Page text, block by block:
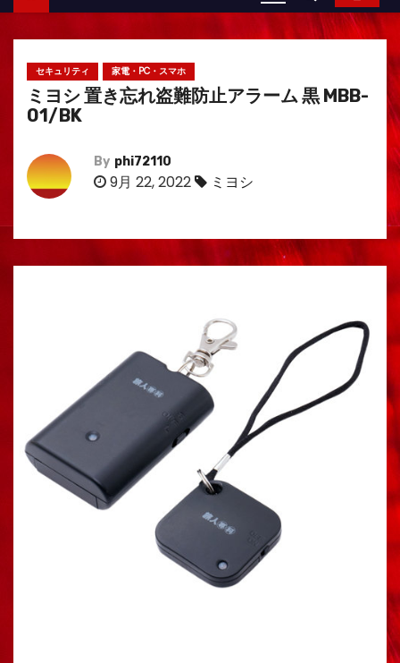
セキュリティ 家電・PC・スマホ
ミヨシ 置き忘れ盗難防止アラーム 黒 MBB-
01/BK
By phi72110
9月 22, 2022 ミヨシ